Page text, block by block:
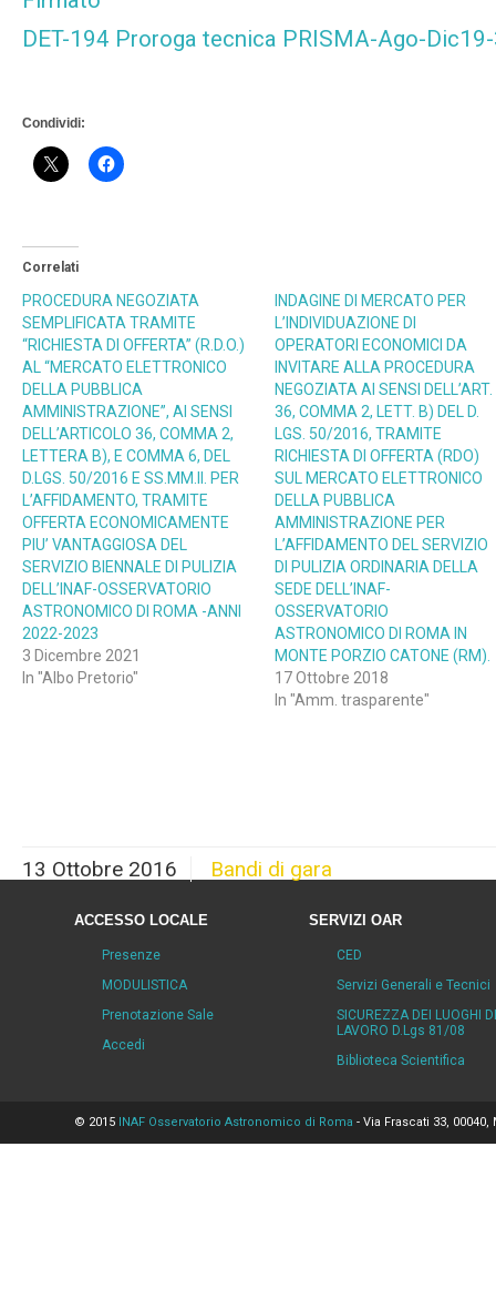
DET-194 Proroga tecnica PRISMA-Ago-
Condividi:
Correlati
PROCEDURA NEGOZIATA
SEMPLIFICATA TRAMITE
“RICHIESTA DI OFFERTA” (R.D.O.)
AL “MERCATO ELETTRONICO
DELLA PUBBLICA
AMMINISTRAZIONE”, AI SENSI
DELL’ARTICOLO 36, COMMA 2,
LETTERA B), E COMMA 6, DEL
D.LGS. 50/2016 E SS.MM.II. PER
L’AFFIDAMENTO, TRAMITE
OFFERTA ECONOMICAMENTE
PIU’ VANTAGGIOSA DEL
SERVIZIO BIENNALE DI PULIZIA
DELL’INAF-OSSERVATORIO
ASTRONOMICO DI ROMA -ANNI
2022-2023
3 Dicembre 2021
In "Albo Pretorio"
INDAGINE DI MERCATO PER
L’INDIVIDUAZIONE DI
OPERATORI ECONOMICI DA
INVITARE ALLA PROCEDURA
NEGOZIATA AI SENSI DELL’ART.
36, COMMA 2, LETT. B) DEL D.
LGS. 50/2016, TRAMITE
RICHIESTA DI OFFERTA (RDO)
SUL MERCATO ELETTRONICO
DELLA PUBBLICA
AMMINISTRAZIONE PER
L’AFFIDAMENTO DEL SERVIZIO
DI PULIZIA ORDINARIA DELLA
SEDE DELL’INAF-
OSSERVATORIO
ASTRONOMICO DI ROMA IN
MONTE PORZIO CATONE (RM).
17 Ottobre 2018
In "Amm. trasparente"
13 Ottobre 2016 Bandi di gara
ACCESSO LOCALE
Presenze
MODULISTICA
Prenotazione Sale
Accedi
SERVIZI OAR
CED
Servizi Generali e Tecnici
SICUREZZA DEI LUOGHI DI
LAVORO D.Lgs 81/08
Biblioteca Scientifica
© 2015 INAF Osservatorio Astronomico di Roma - Via Frascati 33,